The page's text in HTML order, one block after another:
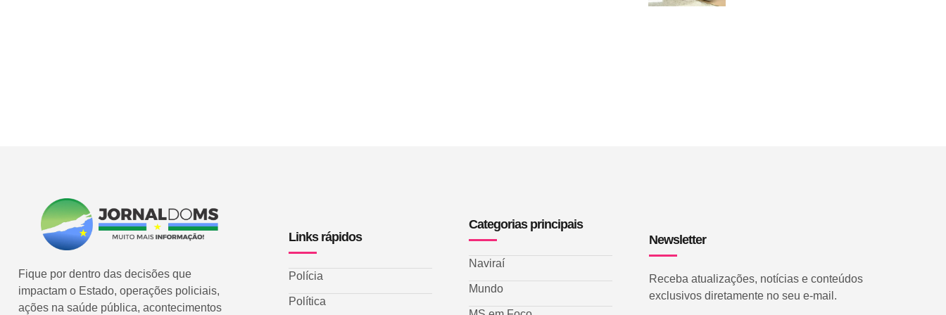
Fique por dentro das decisões que
impactam o Estado, operações policiais,
ações na saúde pública, acontecimentos
Links rápidos
Polícia
Política
Categorias principais
Naviraí
Mundo
Newsletter
Receba atualizações, notícias e conteúdos
exclusivos diretamente no seu e-mail.